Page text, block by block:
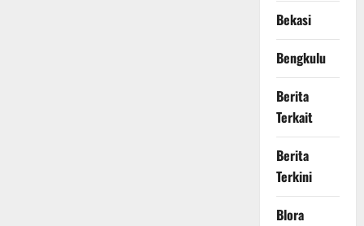
Bekasi
Bengkulu
Berita
Terkait
Berita
Terkini
Blora